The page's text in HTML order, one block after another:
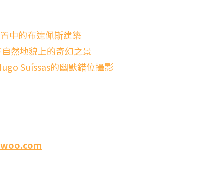
中的布達佩斯建築
然地貌上的奇幻之景
Suíssas的幽默錯位攝影